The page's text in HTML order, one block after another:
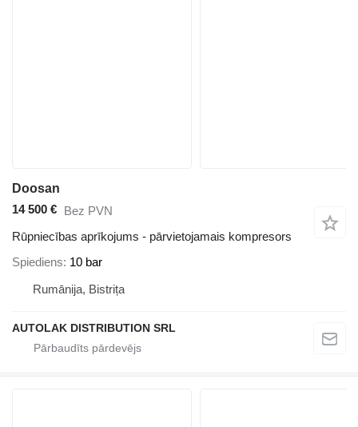
Doosan
14 500 € Bez PVN
Rūpniecības aprīkojums - pārvietojamais kompresors
Spiediens 10 bar
Rumānija, Bistrița
AUTOLAK DISTRIBUTION SRL